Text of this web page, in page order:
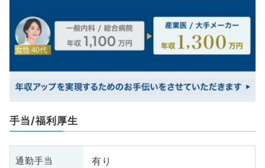
手当/福利厚生
通勤手当 有り